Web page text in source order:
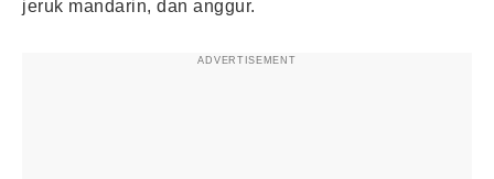
jeruk mandarin, dan anggur.
ADVERTISEMENT